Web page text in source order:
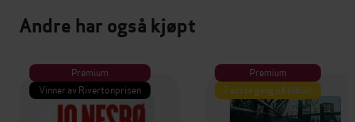
Andre har også kjøpt
Premium
Vinner av Rivertonprisen
Premium
Første gang på tilbud